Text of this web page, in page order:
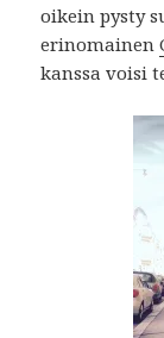
oikein pysty
erinomainen
kanssa voisi